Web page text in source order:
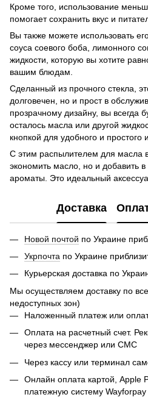
Кроме того, использование
помогает сохранить вкус и
Вы также можете использовать
соуса соевого боба, лимонного
жидкости, которую вы хотите
вашим блюдам.
Сделанный из прочного стекла,
долговечен, но и прост в
прозрачному дизайну, вы всегда
осталось масла или другой
кнопкой для удобного и простого
С этим распылителем для масла
экономить масло, но и добавить
ароматы. Это идеальный
Доставка
Новой почтой по Украине
Укрпочта по Украине
Курьерская доставка по
Мы осуществляем доставку по
недоступных зон)
Наложенный платеж или
Оплата на расчетный счет.
через мессенджер или СМС
Через кассу или терминал
Онлайн оплата картой, Apple
платежную систему Wayforpay